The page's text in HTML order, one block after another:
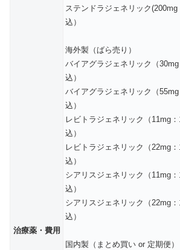
治療薬・費用
ステンドラジェネリック
込）
海外製（ばら売り）
バイアグラジェネリック（
込）
バイアグラジェネリック（
込）
レビトラジェネリック（11mg
込）
レビトラジェネリック（22mg
込）
シアリスジェネリック（11mg
込）
シアリスジェネリック（22mg
込）
国内製（まとめ買い or 定期便）